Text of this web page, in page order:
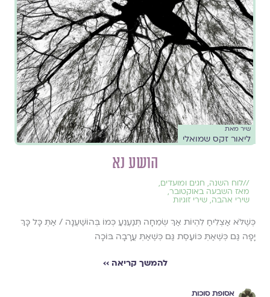
שיר מאת
ליאור זקס שמואלי
הושע נא
//לוח השנה, חגים ומועדים,
מאז השבעה באוקטובר,
שירי אהבה, שירי זוגיות
כְּשֶׁלֹּא אַצְלִיחַ לִהְיוֹת אַךְ שְׂמֵחָה תְּנַעְנֵעַ כְּמוֹ בְּהוֹשַׁעְנָה / אַתְּ כָּל כָּךְ
יָפָה גַּם כְּשֶׁאַתְּ כּוֹעֶסֶת גַּם כְּשֶׁאַתְּ עֲרָבָה בּוֹכָה
להמשך קריאה ››
אסופת סוכות